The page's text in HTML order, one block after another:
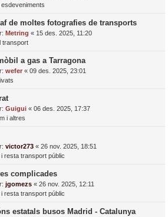
de moltes fotografies de transports
Metring « 15 des. 2025, 11:20
transport
a gas a Tarragona
wefer « 09 des. 2025, 23:01
Guigui « 06 des. 2025, 17:37
i altres
victor273 « 26 nov. 2025, 18:51
resta transport públic
complicades
jgomezs « 26 nov. 2025, 12:11
resta transport públic
estatals busos Madrid - Catalunya